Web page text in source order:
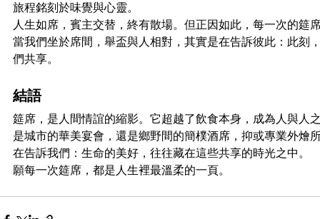
旅程銘刻於味覺與心靈。
人生如席，賓主交替，終有散場。但正因如此，每一次的筵
當我們坐於席間，舉盃與人相對，其實是在告訴彼此：此刻
們共享。
結語
筵席，是人間情誼的縮影。它超越了飲食本身，成為人與人
是城市的華美宴會，還是鄉野間的簡樸酒席，抑或專業外燴
在告訴我們：生命的美好，往往藏在這些共享的時光之中。
願每一次筵席，都是人生裡最溫柔的一頁。